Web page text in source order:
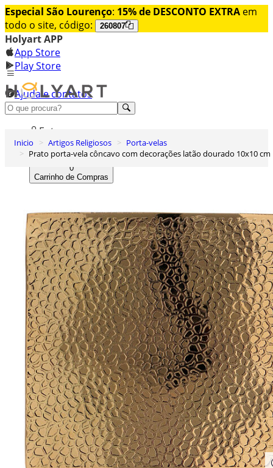
Especial São Lourenço: 15% de DESCONTO EXTRA em
todo o site, código:
260807
Holyart APP
App Store
Play Store
Ajuda e contatos
Conheça premium
Entrar
Lista de Desejos
0
Carrinho de Compras
Inicio Artigos Religiosos
Porta-velas
Prato porta-vela côncavo com decorações latão dourado 10x10 cm